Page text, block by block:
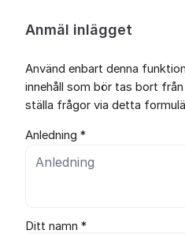
Anmäl inlägget
Använd enbart denna
innehåll som bör tas bort
ställa frågor via detta
Anledning *
Ditt namn *